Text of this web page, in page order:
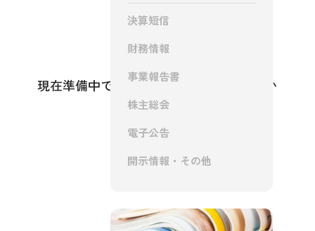
お問い合わせ
現在準備中です。今しばらくお待ち下さい
決算短信
財務情報
事業報告書
株主総会
電子公告
開示情報・その他